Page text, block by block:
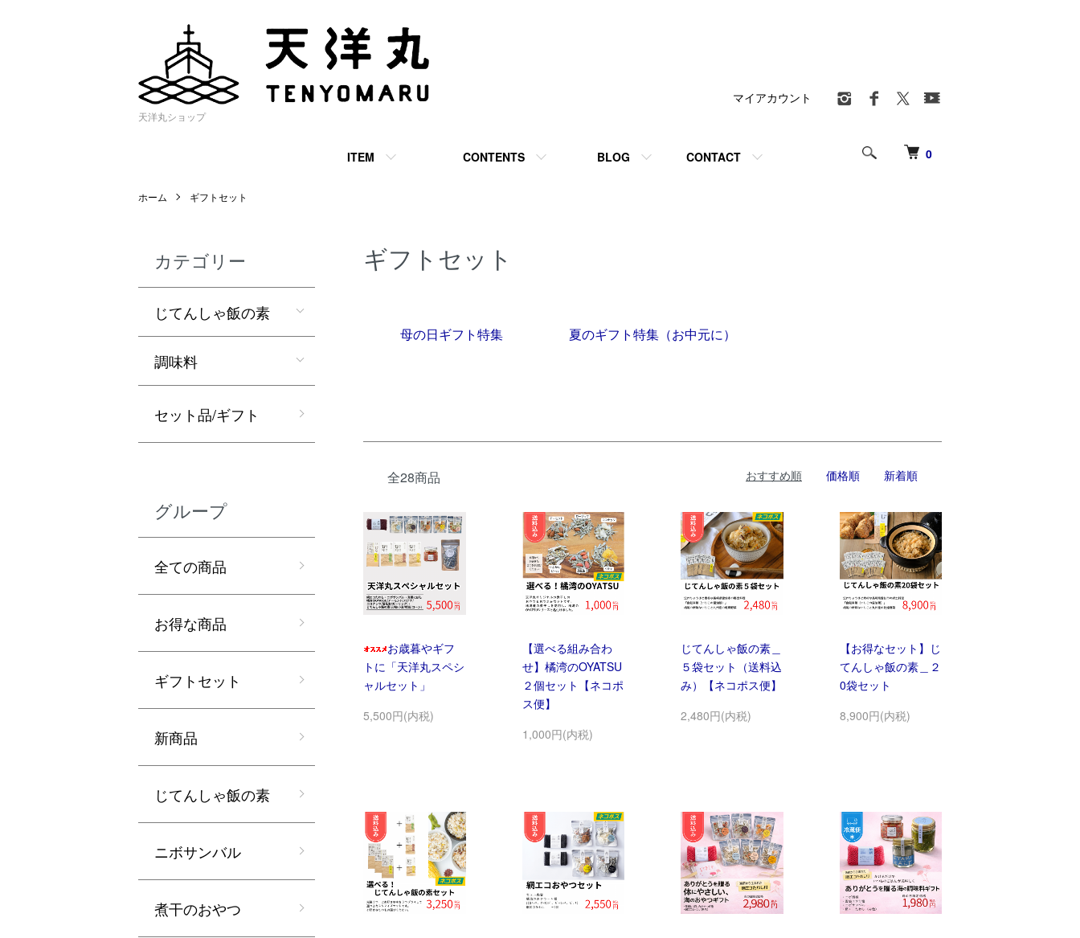
天洋丸ショップ
0
ITEM CONTENTS BLOG CONTACT
マイアカウント
ホーム ギフトセット
ギフトセット
母の日ギフト特集
夏のギフト特集（お中元に）
全28商品 おすすめ順 価格順 新着順
お歳暮やギフ
トに「天洋丸スペシ
ャルセット」
5,500円(内税)
【選べる組み合わ
せ】橘湾のOYATSU
２個セット【ネコポ
ス便】
1,000円(内税)
じてんしゃ飯の素＿
５袋セット（送料込
み）【ネコポス便】
2,480円(内税)
【お得なセット】じ
てんしゃ飯の素＿２
0袋セット
8,900円(内税)
カテゴリー
じてんしゃ飯の素
調味料
セット品/ギフト
グループ
全ての商品
お得な商品
ギフトセット
新商品
じてんしゃ飯の素
ニボサンバル
煮干のおやつ